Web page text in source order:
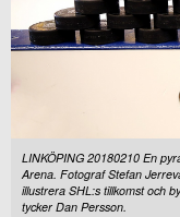
LINKÖPING 20180210 En
Arena. Fotograf Stefan
illustrera SHL:s tillkomst och
tycker Dan Persson.